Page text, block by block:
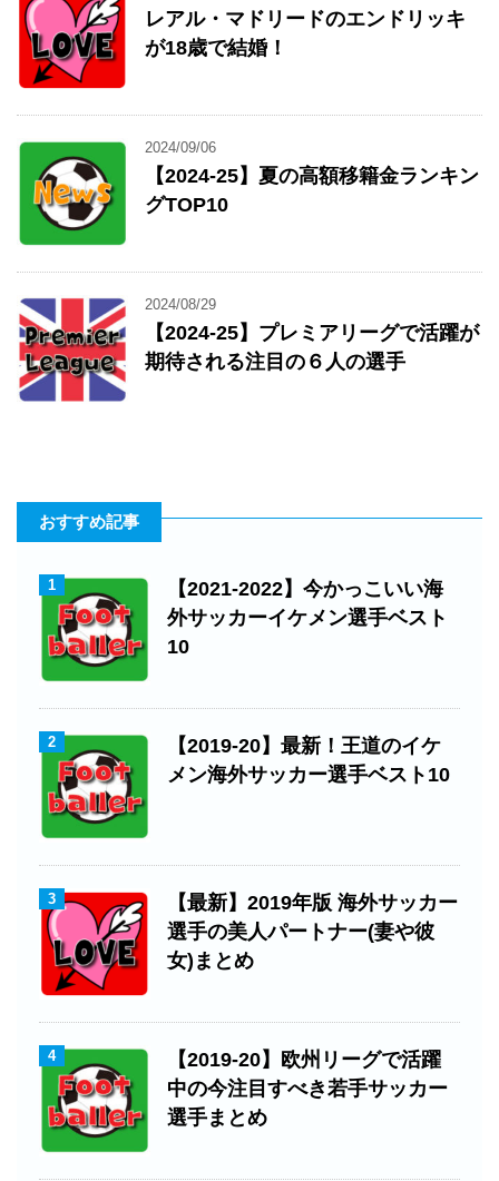
レアル・マドリードのエンドリッキ
が18歳で結婚！
2024/09/06
【2024-25】夏の高額移籍金ランキン
グTOP10
2024/08/29
【2024-25】プレミアリーグで活躍が
期待される注目の６人の選手
おすすめ記事
1
【2021-2022】今かっこいい海
外サッカーイケメン選手ベスト
10
2
【2019-20】最新！王道のイケ
メン海外サッカー選手ベスト10
3
【最新】2019年版 海外サッカー
選手の美人パートナー(妻や彼
女)まとめ
4
【2019-20】欧州リーグで活躍
中の今注目すべき若手サッカー
選手まとめ